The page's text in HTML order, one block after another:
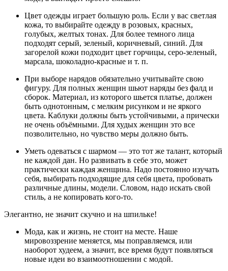
Цвет одежды играет большую роль. Если у вас светлая
кожа, то выбирайте одежду в розовых, красных,
голубых, желтых тонах. Для более темного лица
подходят серый, зеленый, коричневый, синий. Для
загорелой кожи подходит цвет горчицы, серо-зеленый,
марсала, шоколадно-красные и т. п.
При выборе нарядов обязательно учитывайте свою
фигуру. Для полных женщин шьют наряды без фалд и
сборок. Материал, из которого шьется платье, должен
быть однотонным, с мелким рисунком и не яркого
цвета. Каблуки должны быть устойчивыми, а прически
не очень объёмными. Для худых женщин это все
позволительно, но чувство меры должно быть.
Уметь одеваться с шармом — это тот же талант, который
не каждой дан. Но развивать в себе это, может
практически каждая женщина. Надо постоянно изучать
себя, выбирать подходящие для себя цвета, пробовать
различные длины, модели. Словом, надо искать свой
стиль, а не копировать кого-то.
Элегантно, не значит скучно и на шпильке!
Мода, как и жизнь, не стоит на месте. Наше
мировоззрение меняется, мы поправляемся, или
наоборот худеем, а значит, все время будут появляться
новые идеи во взаимоотношении с модой.